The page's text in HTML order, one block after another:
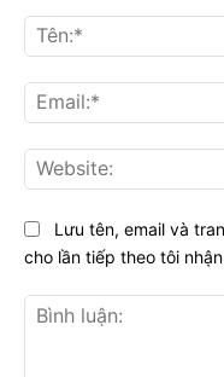
Lưu tên, email và
cho lần tiếp theo tôi